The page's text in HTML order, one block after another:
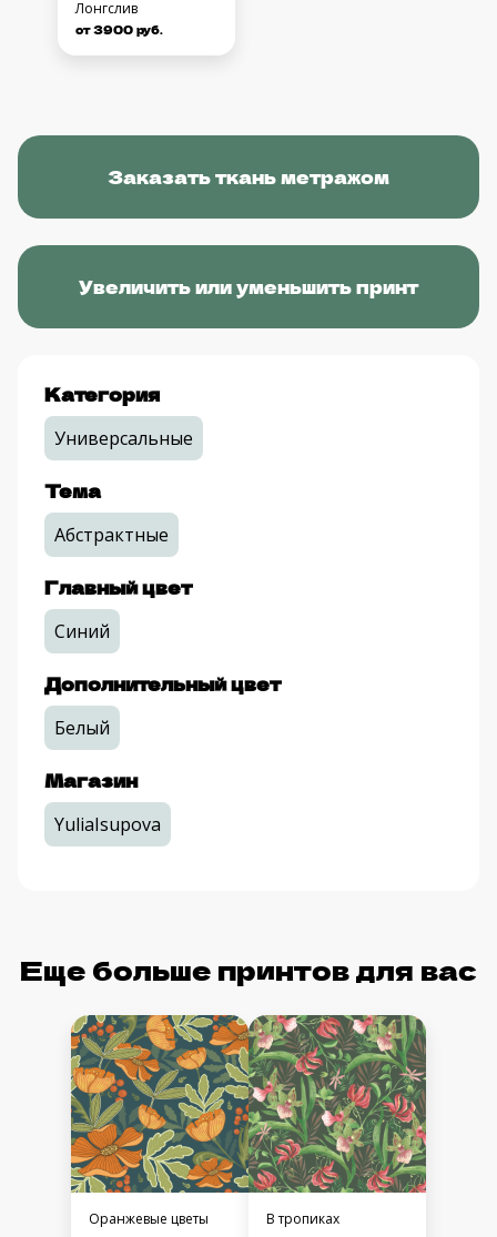
Лонгслив
от 3900 руб.
Заказать ткань метражом
Увеличить или уменьшить принт
Категория
Универсальные
Тема
Абстрактные
Главный цвет
Синий
Дополнительный цвет
Белый
Магазин
YuliaIsupova
Еще больше принтов для вас
Оранжевые цветы В тропиках